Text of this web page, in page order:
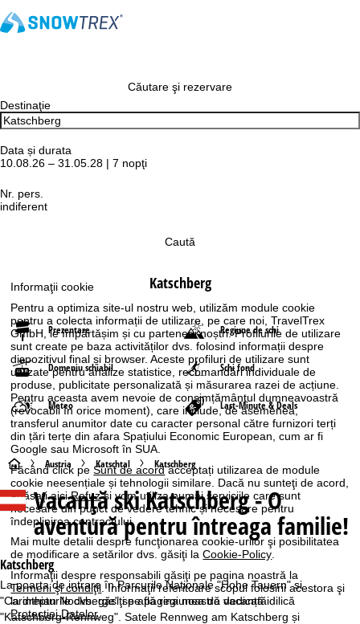
Informaţii cookie
Pentru a optimiza site-ul nostru web, utilizăm module cookie
pentru a colecta informații de utilizare, pe care noi, TravelTrex
GmbH, le împărtășim și cu partenerii noștri. Profilurile de utilizare
sunt create pe baza activităților dvs. folosind informații despre
dispozitivul final și browser. Aceste profiluri de utilizare sunt
utilizate pentru analize statistice, recomandări individuale de
produse, publicitate personalizată și măsurarea razei de acțiune.
Pentru aceasta avem nevoie de consimțământul dumneavoastră
(revocabil în orice moment), care include, de asemenea,
transferul anumitor date cu caracter personal către furnizori terți
din țări terțe din afara Spațiului Economic European, cum ar fi
Google sau Microsoft în SUA.
Făcând click peSunt de acordacceptați utilizarea de module
cookie neesențiale și tehnologii similare. Dacă nu sunteţi de acord,
apăsaţi aiciRefuzși vom utiliza numai serviciile care sunt
necesare din punct de vedere tehnic și necesare pentru
îndeplinirea contractului.
Mai multe detalii despre funcţionarea cookie-urilor şi posibilitatea
de modificare a setărilor dvs. găsiţi laCookie-Policy
Informaţii despre responsabili găsiţi pe pagina noastră la
Termeni şi condiţii . Informaţii referitoare scopul folosirii acestora şi
la drepturile dvs. găsiţi pe pagina noastră dedicată
Protecţiei Datelor.
Căutare şi rezervare
Destinaţie
Data și durata
10.08.26 – 31.05.28 | 7 nopţi
Nr. pers.
indiferent
Caută
Katschberg
Prezentare Regiune de schi
Domeniu schiabil Schi fond
Meteo Last-Minute & Deals
A
c
a
s
ă
Austria Katschtal Katschberg
Vacanță skiKatschberg - O
aventură pentru întreaga familie!
Katschberg
La poarta de intrare în Parcurile Naționale "Hohe Tauern" și
"Carinthian Nockberge" se află regiunea de vacanță idilică
"Katschberg-Rennweg". Satele Rennweg am Katschberg și